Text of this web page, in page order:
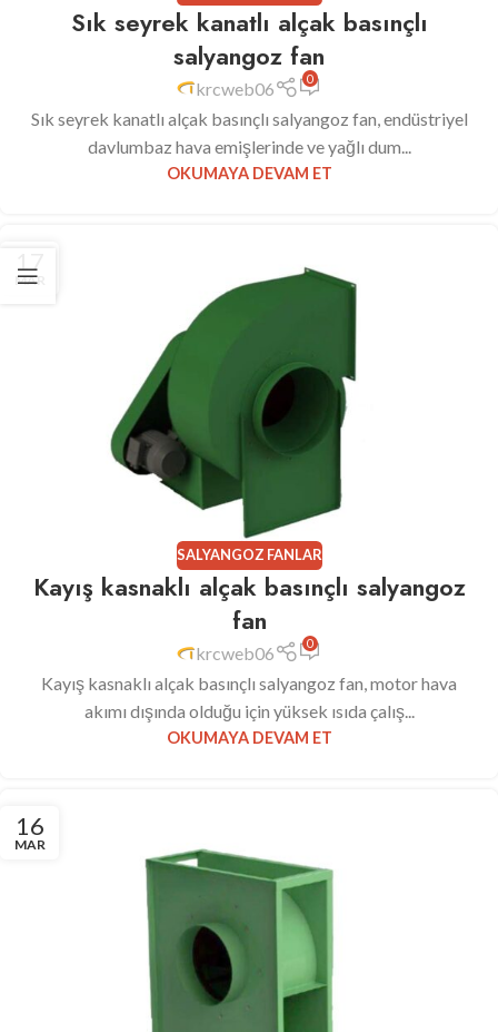
Sık seyrek kanatlı alçak basınçlı
salyangoz fan
krcweb06 0
Sık seyrek kanatlı alçak basınçlı salyangoz fan, endüstriyel
davlumbaz hava emişlerinde ve yağlı dum...
OKUMAYA DEVAM ET
17
MAR
SALYANGOZ FANLAR
Kayış kasnaklı alçak basınçlı salyangoz
fan
krcweb06 0
Kayış kasnaklı alçak basınçlı salyangoz fan, motor hava
akımı dışında olduğu için yüksek ısıda çalış...
OKUMAYA DEVAM ET
16
MAR